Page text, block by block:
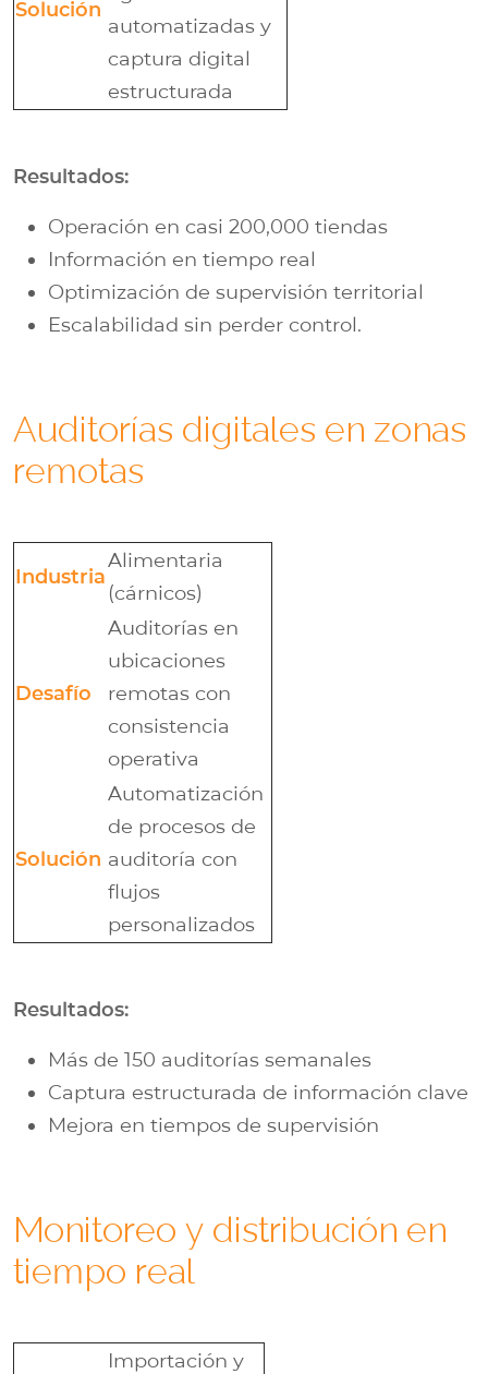
Solución
automatizadas y
captura digital
estructurada
Resultados:
Operación en casi 200,000 tiendas
Información en tiempo real
Optimización de supervisión territorial
Escalabilidad sin perder control.
Auditorías digitales en zonas
remotas
Industria
Alimentaria
(cárnicos)
Desafío
Auditorías en
ubicaciones
remotas con
consistencia
operativa
Solución
Automatización
de procesos de
auditoría con
flujos
personalizados
Resultados:
Más de 150 auditorías semanales
Captura estructurada de información clave
Mejora en tiempos de supervisión
Monitoreo y distribución en
tiempo real
Importación y